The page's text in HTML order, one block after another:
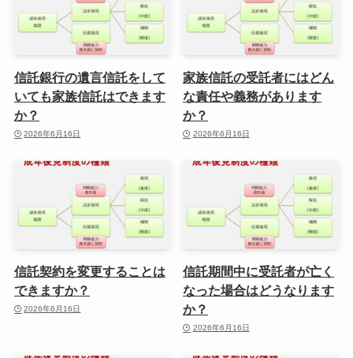
信託銀行の遺言信託をして
いても家族信託はできます
か？
2026年6月16日
家族信託の受託者にはどん
な責任や義務があります
か？
2026年6月16日
信託契約を変更することは
できますか？
2026年6月16日
信託期間中に受託者が亡く
なった場合はどうなります
か？
2026年6月16日